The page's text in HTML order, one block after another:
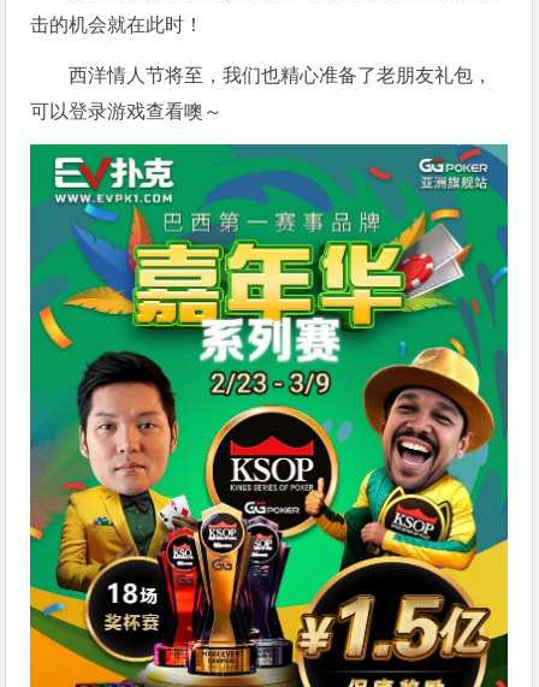
击的机会就在此时！
西洋情人节将至，我们也精心准备了老朋友礼包，
可以登录游戏查看噢～